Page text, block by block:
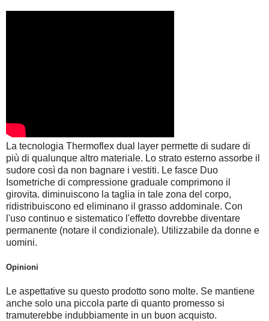
La tecnologia Thermoflex dual layer permette di sudare di
più di qualunque altro materiale. Lo strato esterno assorbe il
sudore così da non bagnare i vestiti. Le fasce Duo
Isometriche di compressione graduale comprimono il
girovita. diminuiscono la taglia in tale zona del corpo,
ridistribuiscono ed eliminano il grasso addominale. Con
l'uso continuo e sistematico l'effetto dovrebbe diventare
permanente (notare il condizionale). Utilizzabile da donne e
uomini.
Opinioni
Le aspettative su questo prodotto sono molte. Se mantiene
anche solo una piccola parte di quanto promesso si
tramuterebbe indubbiamente in un buon acquisto.